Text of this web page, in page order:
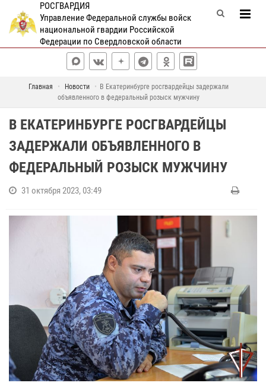
РОСГВАРДИЯ
Управление Федеральной службы войск
национальной гвардии Российской
Федерации по Свердловской области
Главная Новости
В Екатеринбурге росгвардейцы задержали
объявленного в федеральный розыск мужчину
В ЕКАТЕРИНБУРГЕ РОСГВАРДЕЙЦЫ
ЗАДЕРЖАЛИ ОБЪЯВЛЕННОГО В
ФЕДЕРАЛЬНЫЙ РОЗЫСК МУЖЧИНУ
31 октября 2023, 03:49